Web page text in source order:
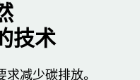
技术
减少碳排放。